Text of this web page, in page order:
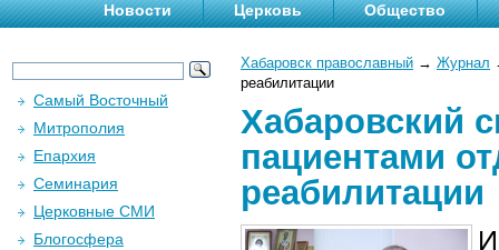
Новости Церковь Общество
Хабаровск православный → Журнал
реабилитации
Хабаровский
пациентами
реабилитации
Самый Восточный
Митрополия
Епархия
Семинария
Церковные СМИ
Блогосфера